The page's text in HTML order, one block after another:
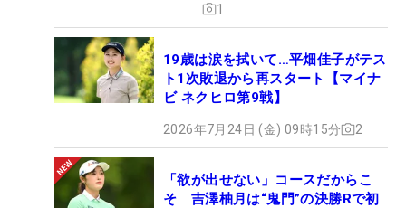
1
19歳は涙を拭いて…平畑佳子がテス
ト1次敗退から再スタート【マイナ
ビ ネクヒロ第9戦】
2026年7月24日 (金) 09時15分 2
「欲が出せない」コースだからこ
そ 吉澤柚月は“鬼門”の決勝Rで初